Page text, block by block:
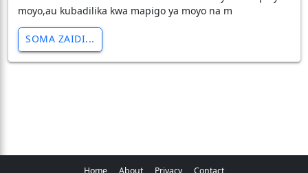
moyo,au kubadilika kwa mapigo ya moyo na m
SOMA ZAIDI...
Home About Privacy Contact